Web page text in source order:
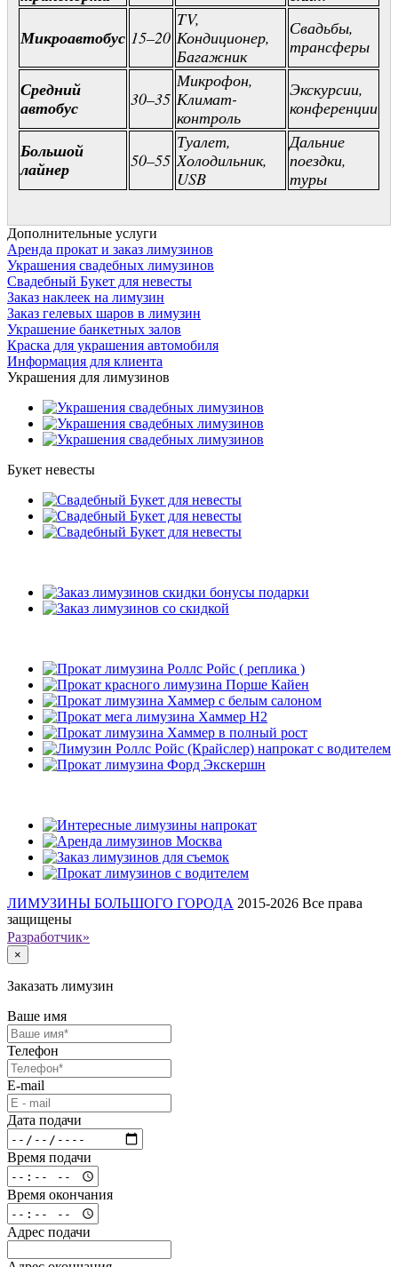
Микроавтобус 15–20
TV,
Кондиционер,
Багажник
Свадьбы,
трансферы
Средний
автобус
30–35
Микрофон,
Климат-
контроль
Экскурсии,
конференции
Большой
лайнер
50–55
Туалет,
Холодильник,
USB
Дальние
поездки,
туры
Дополнительные услуги
Аренда прокат и заказ лимузинов
Украшения свадебных лимузинов
Свадебный Букет для невесты
Заказ наклеек на лимузин
Заказ гелевых шаров в лимузин
Украшение банкетных залов
Краска для украшения автомобиля
Информация для клиента
Украшения для лимузинов
Букет невесты
ЛИМУЗИНЫ БОЛЬШОГО ГОРОДА 2015-2026 Все права
защищены
Разработчик»
×
Заказать лимузин
Ваше имя
Телефон
E-mail
Дата подачи
Время подачи
Время окончания
Адрес подачи